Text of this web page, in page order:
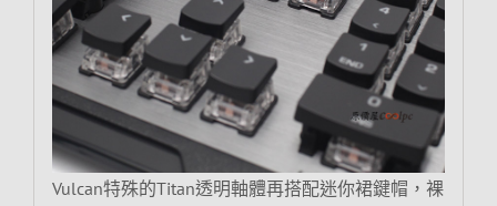
Vulcan特殊的Titan透明軸體再搭配迷你裙鍵帽，裸